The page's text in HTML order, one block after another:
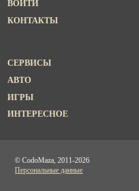
ВОЙТИ
КОНТАКТЫ
СЕРВИСЫ
АВТО
ИГРЫ
ИНТЕРЕСНОЕ
© CodoMaza, 2011-2026
Персональные данные